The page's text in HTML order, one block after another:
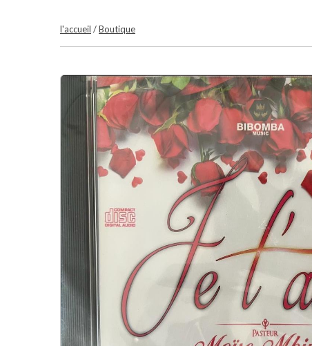
l'accueil /Boutique